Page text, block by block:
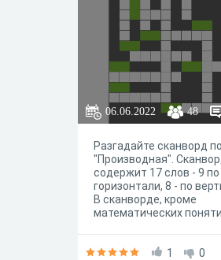
06.06.2022 48
Разгадайте сканворд
"Производная".
содержит 17 слов - 9 по
горизонтали, 8 - по
В сканворде, кроме
математических
вклад в развитие
1 0